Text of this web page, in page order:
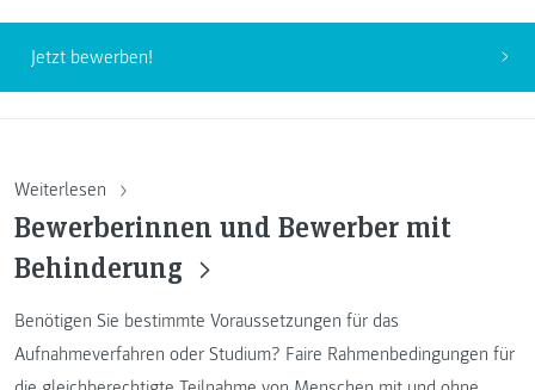
Jetzt bewerben!
Weiterlesen
Bewerberinnen und Bewerber mit
Behinderung
Benötigen Sie bestimmte Voraussetzungen für das
Aufnahmeverfahren oder Studium? Faire Rahmenbedingungen für